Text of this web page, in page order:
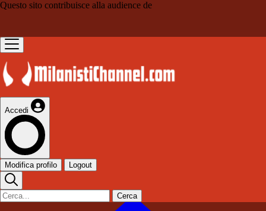
Questo sito contribuisce alla audience de
Accedi
Modifica profilo Logout
Cerca